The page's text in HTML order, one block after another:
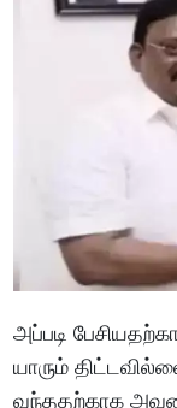
அப்படி
யாரும்
வந்ததற்காக